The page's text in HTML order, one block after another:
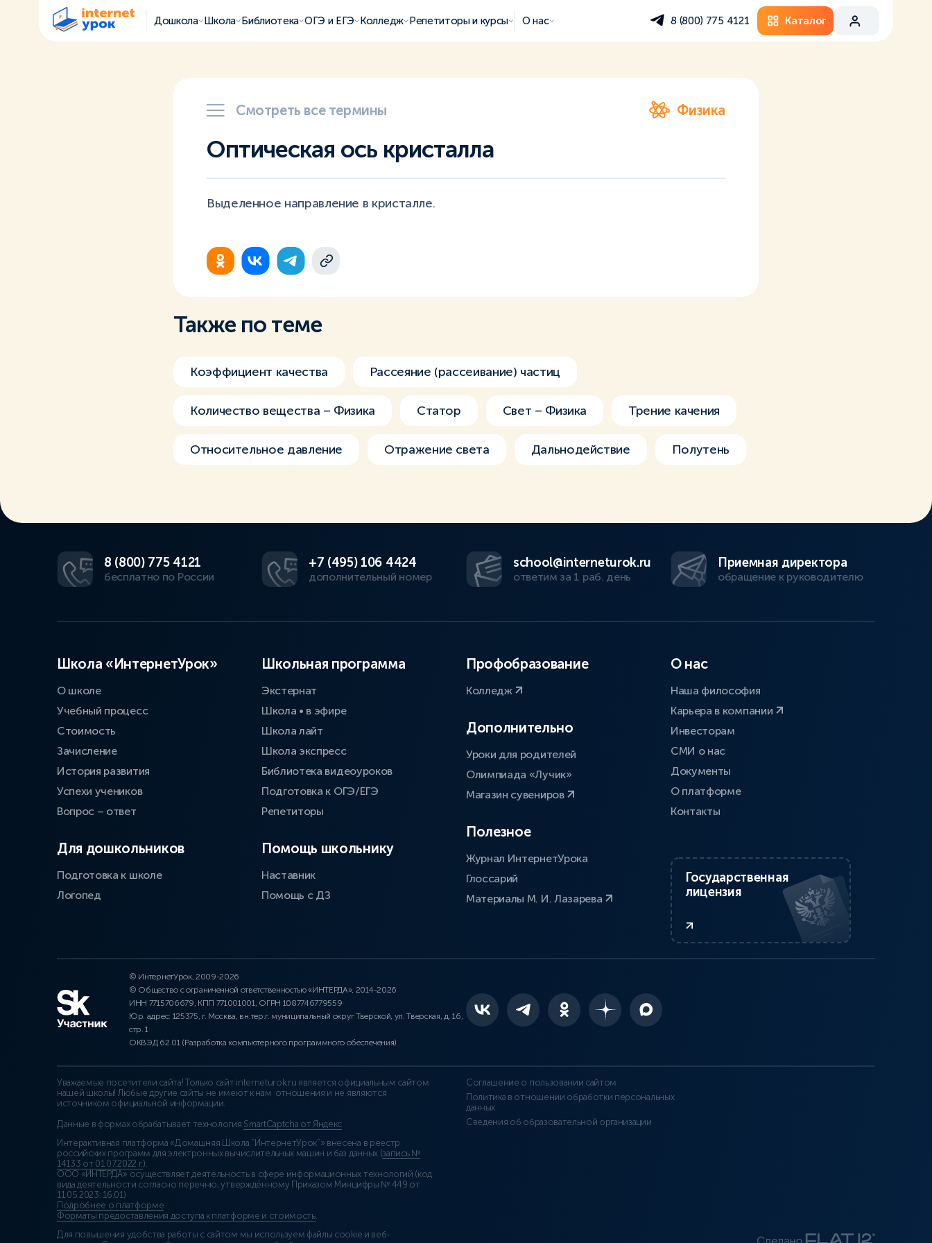
Дошкола Школа Библиотека ОГЭ и ЕГЭ Колледж Репетиторы и курсы О нас 8 (800) 775 4121 Каталог
Смотреть все термины Физика
Оптическая ось кристалла
Выделенное направление в кристалле.
Также по теме
Коэффициент качества Рассеяние (рассеивание) частиц
Количество вещества – Физика Статор Свет – Физика Трение качения
Относительное давление Отражение света Дальнодействие Полутень
8 (800) 775 4121
бесплатно по России
+7 (495) 106 4424
дополнительный номер
school@interneturok.ru
ответим за 1 раб. день
Приемная директора
обращение к руководителю
Школа «ИнтернетУрок»
О школе
Учебный процесс
Стоимость
Зачисление
История развития
Успехи учеников
Вопрос – ответ
Для дошкольников
Подготовка к школе
Логопед
Школьная программа
Экстернат
Школа • в эфире
Школа лайт
Школа экспресс
Библиотека видеоуроков
Подготовка к ОГЭ/ЕГЭ
Репетиторы
Помощь школьнику
Наставник
Помощь с ДЗ
Профобразование
Колледж
Дополнительно
Уроки для родителей
Олимпиада «Лучик»
Магазин сувениров
Полезное
Журнал ИнтернетУрока
Глоссарий
Материалы М. И. Лазарева
О нас
Наша философия
Карьера в компании
Инвесторам
СМИ о нас
Документы
О платформе
Контакты
Государственная
лицензия
© ИнтернетУрок, 2009-2026
© Общество с ограниченной ответственностью «ИНТЕРДА», 2014-2026
ИНН 7715706679, КПП 771001001, ОГРН 1087746779559
Юр. адрес: 125375, г. Москва, вн.тер.г. муниципальный округ Тверской, ул. Тверская, д. 16,
стр. 1
ОКВЭД 62.01 (Разработка компьютерного программного обеспечения)
Уважаемые посетители сайта! Только сайт interneturok.ru является официальным сайтом
нашей школы! Любые другие сайты не имеют к нам отношения и не являются
источником официальной информации.
Данные в формах обрабатывает технология SmartCaptcha от Яндекс
Интерактивная платформа «Домашняя Школа “ИнтернетУрок”» внесена в реестр
российских программ для электронных вычислительных машин и баз данных (запись №
14133 от 01.07.2022 г.).
ООО «ИНТЕРДА» осуществляет деятельность в сфере информационных технологий (код
вида деятельности согласно перечню, утверждённому Приказом Минцифры № 449 от
11.05.2023: 16.01)
Подробнее о платформе.
Форматы предоставления доступа к платформе и стоимость.
Для повышения удобства работы с сайтом мы используем файлы cookie и веб-
Соглашение о пользовании сайтом
Политика в отношении обработки персональных
данных
Сведения об образовательной организации